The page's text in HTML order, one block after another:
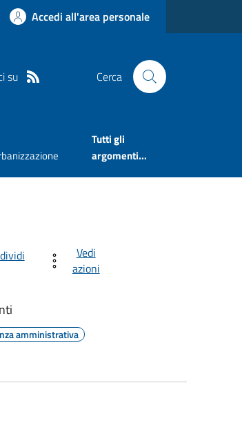
Accedi all'area personale
su Cerca
Tutti gli
argomenti...
Vedi
azioni
amministrativa